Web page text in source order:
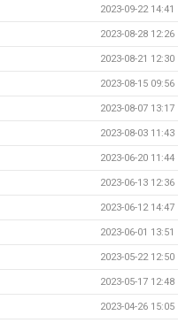
2023-09-22 14:41
2023-08-28 12:26
2023-08-21 12:30
2023-08-15 09:56
2023-08-07 13:17
2023-08-03 11:43
2023-06-20 11:44
2023-06-13 12:36
2023-06-12 14:47
2023-06-01 13:51
2023-05-22 12:50
2023-05-17 12:48
2023-04-26 15:05